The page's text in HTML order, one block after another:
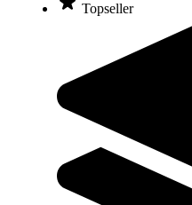
Topseller
EHA® Thermolast® K
181,00 €
Zum Produkt